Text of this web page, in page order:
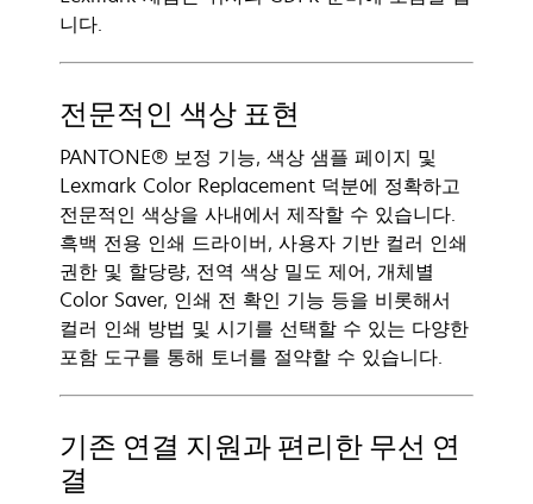
니다.
전문적인 색상 표현
PANTONE® 보정 기능, 색상 샘플 페이지 및
Lexmark Color Replacement 덕분에 정확하고
전문적인 색상을 사내에서 제작할 수 있습니다.
흑백 전용 인쇄 드라이버, 사용자 기반 컬러 인쇄
권한 및 할당량, 전역 색상 밀도 제어, 개체별
Color Saver, 인쇄 전 확인 기능 등을 비롯해서
컬러 인쇄 방법 및 시기를 선택할 수 있는 다양한
포함 도구를 통해 토너를 절약할 수 있습니다.
기존 연결 지원과 편리한 무선 연
결